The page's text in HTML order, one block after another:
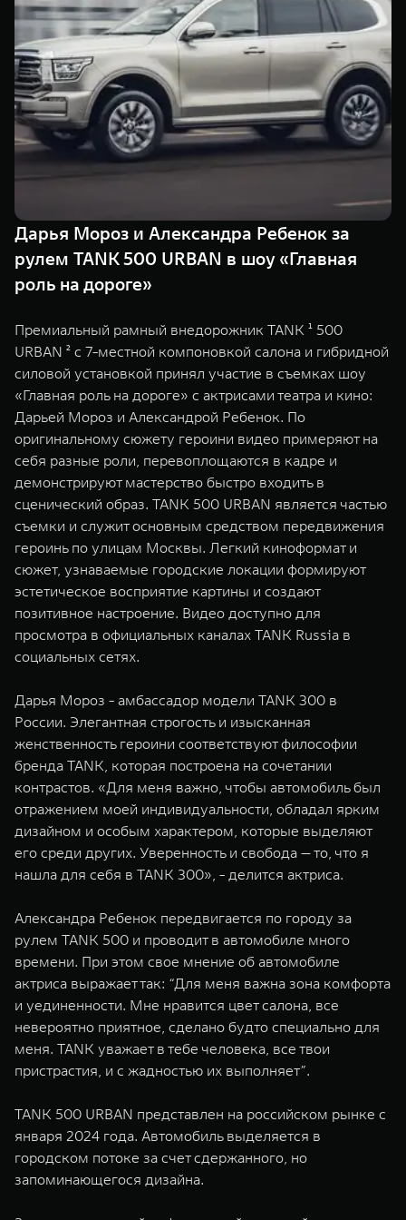
TANK 500
от 6 499 000 ₽
Сила
от 10 199
WEY 07
Расширяя границы комфорта
от 6 149 000 ₽
Эстетика
от 5 699
WEY 80
от 6 449 000 ₽ от 8 099
ПОКУПКА АВТОМОБИЛЯ
TANK Финансы
Корпоративным клиентам
TANK ФИНАНСЫ
TANK Кредит
TANK Страхование
Сервис
Специальные предложения
Моторные масла
ЦИФРОВЫЕ СЕРВИСЫ TANK
Цифровые сервисы TANK
Дарья Мороз и Александра Ребенок за
рулем TANK 500 URBAN в шоу «Главная
роль на дороге»
Премиальный рамный внедорожник TANK ¹ 500
URBAN ² с 7-местной компоновкой салона и гибридной
силовой установкой принял участие в съемках шоу
«Главная роль на дороге» с актрисами театра и кино:
Дарьей Мороз и Александрой Ребенок. По
оригинальному сюжету героини видео примеряют на
себя разные роли, перевоплощаются в кадре и
демонстрируют мастерство быстро входить в
сценический образ. TANK 500 URBAN является частью
съемки и служит основным средством передвижения
героинь по улицам Москвы. Легкий киноформат и
сюжет, узнаваемые городские локации формируют
эстетическое восприятие картины и создают
позитивное настроение. Видео доступно для
просмотра в официальных каналах TANK Russia в
социальных сетях.
Дарья Мороз - амбассадор модели TANK 300 в
России. Элегантная строгость и изысканная
женственность героини соответствуют философии
бренда TANK, которая построена на сочетании
контрастов. «Для меня важно, чтобы автомобиль был
отражением моей индивидуальности, обладал ярким
дизайном и особым характером, которые выделяют
его среди других. Уверенность и свобода — то, что я
нашла для себя в TANK 300», - делится актриса.
Александра Ребенок передвигается по городу за
рулем TANK 500 и проводит в автомобиле много
времени. При этом свое мнение об автомобиле
актриса выражает так: “Для меня важна зона комфорта
и уединенности. Мне нравится цвет салона, все
невероятно приятное, сделано будто специально для
меня. TANK уважает в тебе человека, все твои
пристрастия, и с жадностью их выполняет”.
TANK 500 URBAN представлен на российском рынке с
января 2024 года. Автомобиль выделяется в
городском потоке за счет сдержанного, но
запоминающегося дизайна.